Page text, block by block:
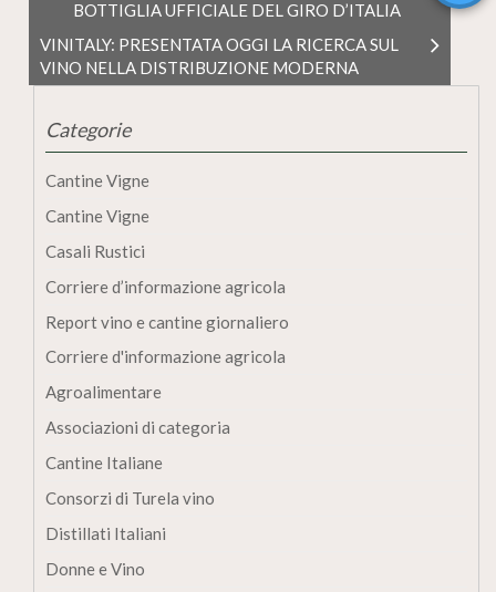
BOTTIGLIA UFFICIALE DEL GIRO D’ITALIA
VINITALY: PRESENTATA OGGI LA RICERCA SUL
VINO NELLA DISTRIBUZIONE MODERNA
Categorie
Cantine Vigne
Cantine Vigne
Casali Rustici
Corriere d’informazione agricola
Report vino e cantine giornaliero
Corriere d'informazione agricola
Agroalimentare
Associazioni di categoria
Cantine Italiane
Consorzi di Turela vino
Distillati Italiani
Donne e Vino